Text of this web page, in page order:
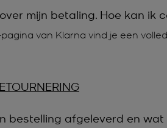
mijn betaling. Hoe kan ik
van Klarna vind je een
bestelling afgeleverd en